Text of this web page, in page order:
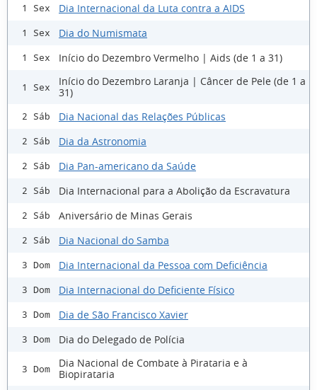
1 Sex Dia Internacional da Luta contra a AIDS
1 Sex Dia do Numismata
1 Sex Início do Dezembro Vermelho | Aids (de 1 a 31)
1 Sex
Início do Dezembro Laranja | Câncer de Pele (de 1 a
31)
2 Sáb Dia Nacional das Relações Públicas
2 Sáb Dia da Astronomia
2 Sáb Dia Pan-americano da Saúde
2 Sáb Dia Internacional para a Abolição da Escravatura
2 Sáb Aniversário de Minas Gerais
2 Sáb Dia Nacional do Samba
3 Dom Dia Internacional da Pessoa com Deficiência
3 Dom Dia Internacional do Deficiente Físico
3 Dom Dia de São Francisco Xavier
3 Dom Dia do Delegado de Polícia
3 Dom
Dia Nacional de Combate à Pirataria e à
Biopirataria